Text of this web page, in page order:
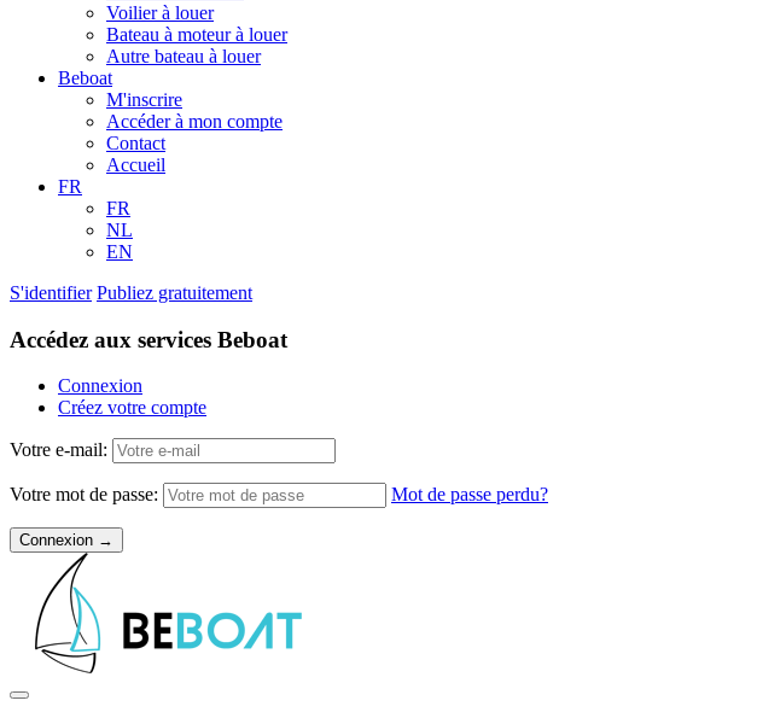
Voilier à louer
Bateau à moteur à louer
Autre bateau à louer
Beboat
M'inscrire
Accéder à mon compte
Contact
Accueil
FR
FR
NL
EN
S'identifier Publiez gratuitement
Accédez aux services Beboat
Connexion
Créez votre compte
Votre e-mail:
Votre mot de passe: Mot de passe perdu?